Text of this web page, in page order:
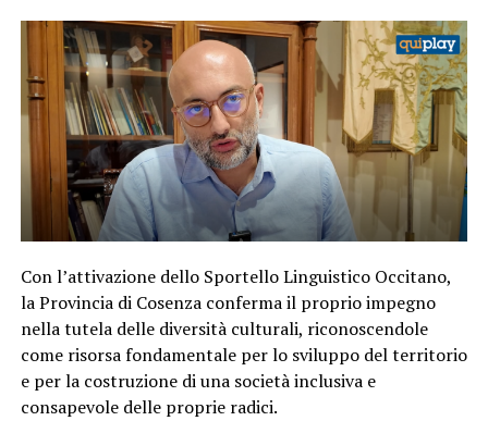
Con l’attivazione dello Sportello Linguistico Occitano,
la Provincia di Cosenza conferma il proprio impegno
nella tutela delle diversità culturali, riconoscendole
come risorsa fondamentale per lo sviluppo del territorio
e per la costruzione di una società inclusiva e
consapevole delle proprie radici.